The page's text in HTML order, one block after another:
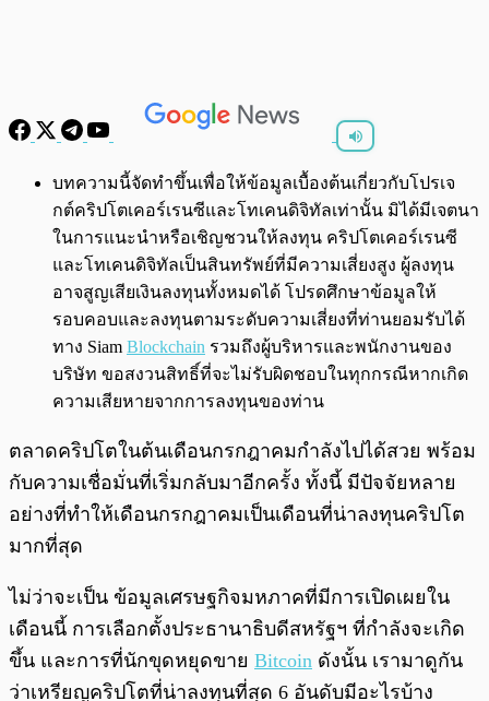
พร้อมเล่น 0:00/0:00
บทความนี้จัดทำขึ้นเพื่อให้ข้อมูลเบื้องต้นเกี่ยวกับโปรเจ
กต์คริปโตเคอร์เรนซีและโทเคนดิจิทัลเท่านั้น มิได้มีเจตนา
ในการแนะนำหรือเชิญชวนให้ลงทุน คริปโตเคอร์เรนซี
และโทเคนดิจิทัลเป็นสินทรัพย์ที่มีความเสี่ยงสูง ผู้ลงทุน
อาจสูญเสียเงินลงทุนทั้งหมดได้ โปรดศึกษาข้อมูลให้
รอบคอบและลงทุนตามระดับความเสี่ยงที่ท่านยอมรับได้
ทาง Siam Blockchain รวมถึงผู้บริหารและพนักงานของ
บริษัท ขอสงวนสิทธิ์ที่จะไม่รับผิดชอบในทุกกรณีหากเกิด
ความเสียหายจากการลงทุนของท่าน
ตลาดคริปโตในต้นเดือนกรกฎาคมกำลังไปได้สวย พร้อม
กับความเชื่อมั่นที่เริ่มกลับมาอีกครั้ง ทั้งนี้ มีปัจจัยหลาย
อย่างที่ทำให้เดือนกรกฎาคมเป็นเดือนที่น่าลงทุนคริปโต
มากที่สุด
ไม่ว่าจะเป็น ข้อมูลเศรษฐกิจมหภาคที่มีการเปิดเผยใน
เดือนนี้ การเลือกตั้งประธานาธิบดีสหรัฐฯ ที่กำลังจะเกิด
ขึ้น และการที่นักขุดหยุดขาย Bitcoin ดังนั้น เรามาดูกัน
ว่าเหรียญคริปโตที่น่าลงทุนที่สุด 6 อันดับมีอะไรบ้าง